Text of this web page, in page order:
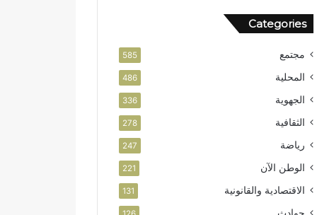
Categories
مجتمع 585
المحلية 486
الجهوية 336
الثقافية 278
رياضة 247
الوطن الآن 221
الاقتصادية والقانونية 131